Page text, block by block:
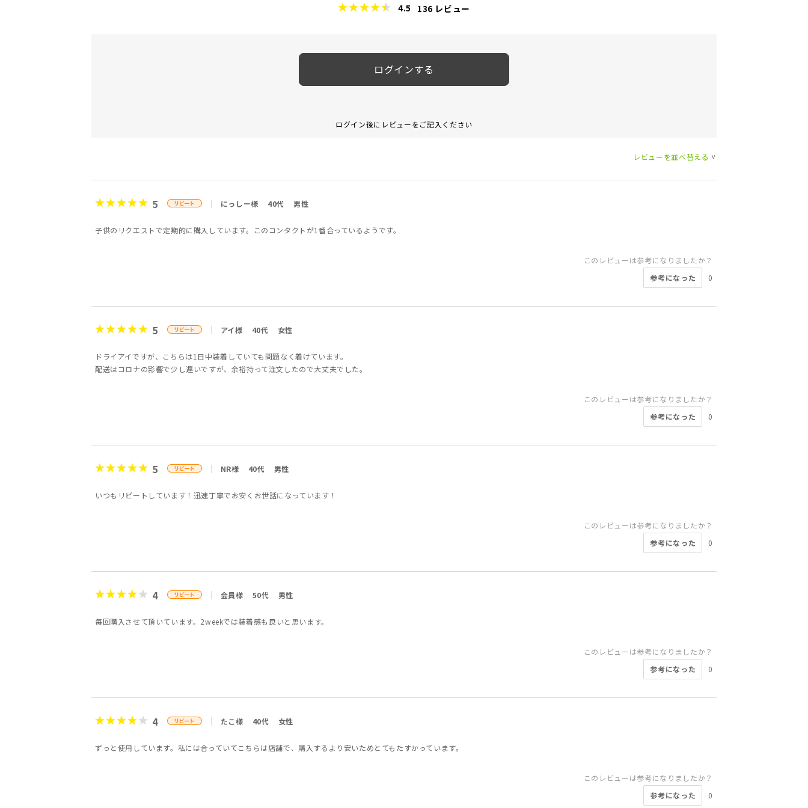
4.5 136 レビュー
ログインする
ログイン後にレビューをご記入ください
レビューを並べ替える >
5 にっしー様 40代 男性
子供のリクエストで定期的に購入しています。このコンタクトが1番合っているようです。
このレビューは参考になりましたか？
参考になった
0
5 アイ様 40代 女性
ドライアイですが、こちらは1日中装着していても問題なく着けています。
配送はコロナの影響で少し遅いですが、余裕持って注文したので大丈夫でした。
このレビューは参考になりましたか？
参考になった
0
5 NR様 40代 男性
いつもリピートしています！迅速丁寧でお安くお世話になっています！
このレビューは参考になりましたか？
参考になった
0
4 会員様 50代 男性
毎回購入させて頂いています。2weekでは装着感も良いと思います。
このレビューは参考になりましたか？
参考になった
0
4 たこ様 40代 女性
ずっと使用しています。私には合っていてこちらは店舗で、購入するより安いためとてもたすかっています。
このレビューは参考になりましたか？
参考になった
0